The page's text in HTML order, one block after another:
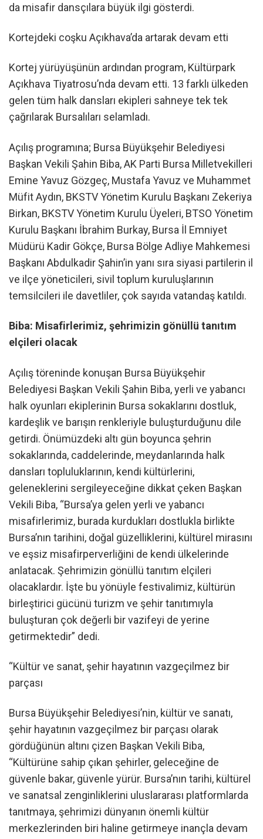
da misafir dansçılara büyük ilgi gösterdi.
Kortejdeki coşku Açıkhava’da artarak devam etti
Kortej yürüyüşünün ardından program, Kültürpark
Açıkhava Tiyatrosu’nda devam etti. 13 farklı ülkeden
gelen tüm halk dansları ekipleri sahneye tek tek
çağrılarak Bursalıları selamladı.
Açılış programına; Bursa Büyükşehir Belediyesi
Başkan Vekili Şahin Biba, AK Parti Bursa Milletvekilleri
Emine Yavuz Gözgeç, Mustafa Yavuz ve Muhammet
Müfit Aydın, BKSTV Yönetim Kurulu Başkanı Zekeriya
Birkan, BKSTV Yönetim Kurulu Üyeleri, BTSO Yönetim
Kurulu Başkanı İbrahim Burkay, Bursa İl Emniyet
Müdürü Kadir Gökçe, Bursa Bölge Adliye Mahkemesi
Başkanı Abdulkadir Şahin’in yanı sıra siyasi partilerin il
ve ilçe yöneticileri, sivil toplum kuruluşlarının
temsilcileri ile davetliler, çok sayıda vatandaş katıldı.
Biba: Misafirlerimiz, şehrimizin gönüllü tanıtım
elçileri olacak
Açılış töreninde konuşan Bursa Büyükşehir
Belediyesi Başkan Vekili Şahin Biba, yerli ve yabancı
halk oyunları ekiplerinin Bursa sokaklarını dostluk,
kardeşlik ve barışın renkleriyle buluşturduğunu dile
getirdi. Önümüzdeki altı gün boyunca şehrin
sokaklarında, caddelerinde, meydanlarında halk
dansları topluluklarının, kendi kültürlerini,
geleneklerini sergileyeceğine dikkat çeken Başkan
Vekili Biba, “Bursa’ya gelen yerli ve yabancı
misafirlerimiz, burada kurdukları dostlukla birlikte
Bursa’nın tarihini, doğal güzelliklerini, kültürel mirasını
ve eşsiz misafirperverliğini de kendi ülkelerinde
anlatacak. Şehrimizin gönüllü tanıtım elçileri
olacaklardır. İşte bu yönüyle festivalimiz, kültürün
birleştirici gücünü turizm ve şehir tanıtımıyla
buluşturan çok değerli bir vazifeyi de yerine
getirmektedir” dedi.
“Kültür ve sanat, şehir hayatının vazgeçilmez bir
parçası
Bursa Büyükşehir Belediyesi’nin, kültür ve sanatı,
şehir hayatının vazgeçilmez bir parçası olarak
gördüğünün altını çizen Başkan Vekili Biba,
“Kültürüne sahip çıkan şehirler, geleceğine de
güvenle bakar, güvenle yürür. Bursa’nın tarihi, kültürel
ve sanatsal zenginliklerini uluslararası platformlarda
tanıtmaya, şehrimizi dünyanın önemli kültür
merkezlerinden biri haline getirmeye inançla devam